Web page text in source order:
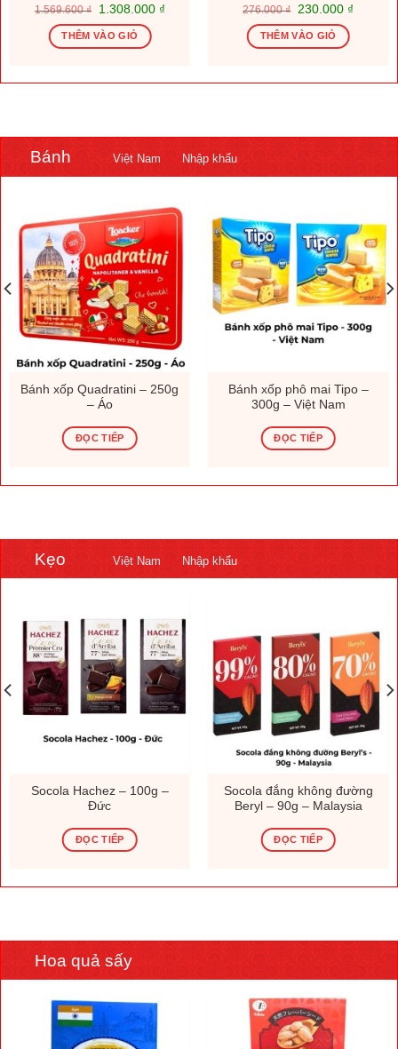
1.569.600₫
Giá
là:
1.569.600 ₫.
1.308.000 ₫Giá
THÊM VÀO GIỎ
276.000₫
Giá
là:
276.000 ₫.
230.000 ₫Giá
THÊM VÀO GIỎ
Bánh Việt Nam Nhập khẩu
Bánh xốp Quadratini – 250g
– Áo
ĐỌC TIẾP
Bánh xốp phô mai Tipo –
300g – Việt Nam
ĐỌC TIẾP
Kẹo Việt Nam Nhập khẩu
Socola Hachez – 100g –
Đức
ĐỌC TIẾP
Socola đắng không đường
Beryl – 90g – Malaysia
ĐỌC TIẾP
Hoa quả sấy